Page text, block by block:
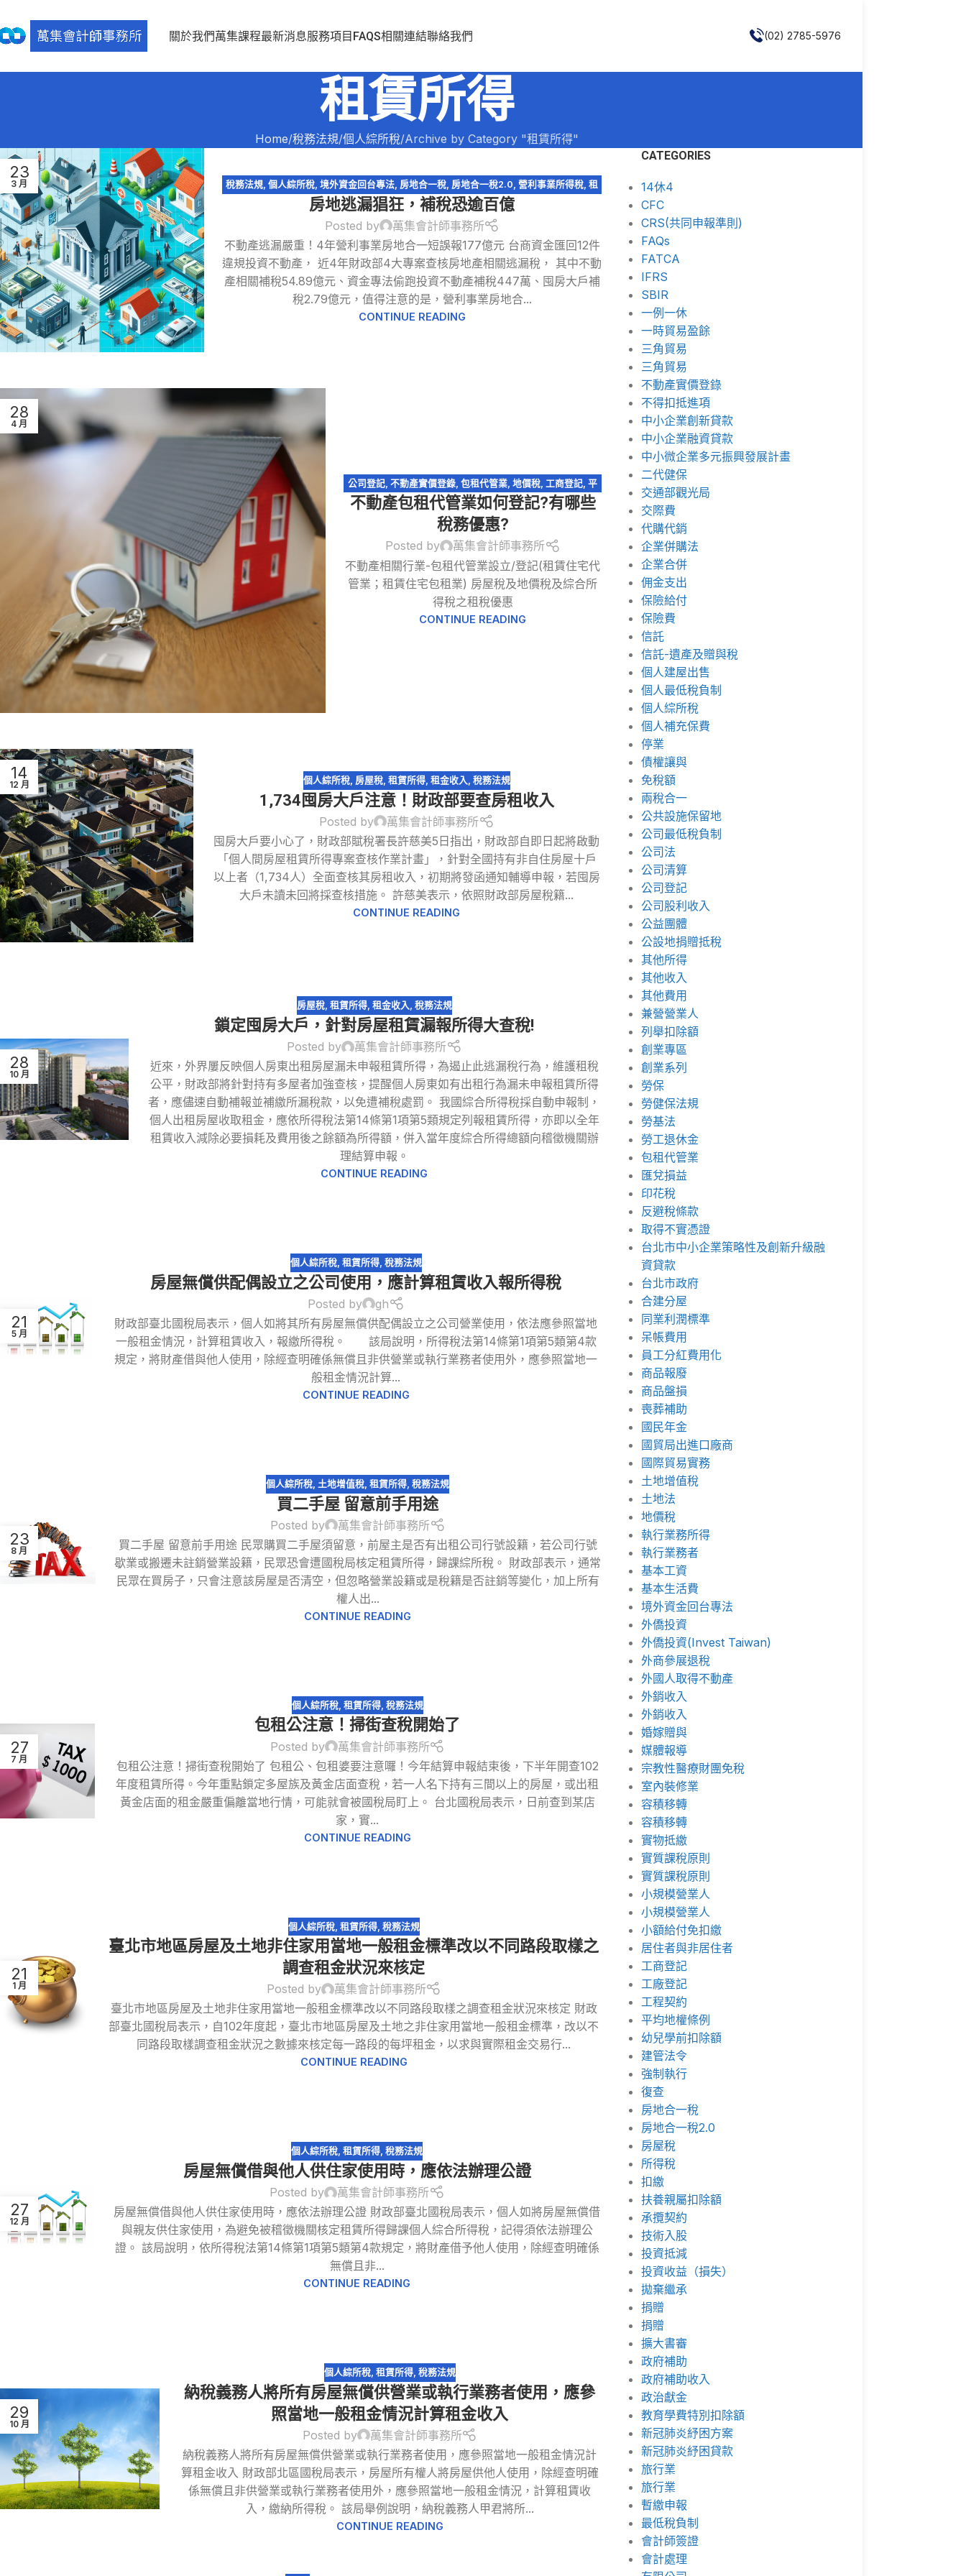
關於我們萬集課程最新消息服務項目 FAQS相關連結聯絡我們 (02) 2785-5976
租賃所得
Home 稅務法規 個人綜所稅 Archive by Category "租賃所得"
23
3 月 稅務法規,個人綜所稅,境外資金回台專法, 房地合一稅, 房地合一稅2.0,營利事業所得稅,租
賃所得,證券交易所得
房地逃漏猖狂，補稅恐逾百億
Posted by
萬集會計師事務所
不動產逃漏嚴重！4年營利事業房地合一短誤報177億元 台商資金匯回12件
違規投資不動產， 近4年財政部4大專案查核房地產相關逃漏稅， 其中不動
產相關補稅54.89億元、資金專法偷跑投資不動產補稅447萬、囤房大戶補
稅2.79億元，值得注意的是，營利事業房地合...
CONTINUE READING
28
4 月
公司登記 不動產實價登錄 包租代管業 地價稅 工商登記 平
均地權條例,房屋稅,租賃所得,稅務法規
不動產包租代管業如何登記?有哪些
稅務優惠?
Posted by
萬集會計師事務所
不動產相關行業-包租代管業設立/登記(租賃住宅代
管業；租賃住宅包租業) 房屋稅及地價稅及綜合所
得稅之租稅優惠
CONTINUE READING
14
12 月 個人綜所稅, 房屋稅, 租賃所得, 租金收入, 稅務法規
1,734囤房大戶注意！財政部要查房租收入
Posted by
萬集會計師事務所
囤房大戶要小心了，財政部賦稅署長許慈美5日指出，財政部自即日起將啟動
「個人間房屋租賃所得專案查核作業計畫」，針對全國持有非自住房屋十戶
以上者（1,734人）全面查核其房租收入，初期將發函通知輔導申報，若囤房
大戶未讀未回將採查核措施。 許慈美表示，依照財政部房屋稅籍...
CONTINUE READING
28
10 月
房屋稅, 租賃所得, 租金收入, 稅務法規
鎖定囤房大戶，針對房屋租賃漏報所得大查稅!
Posted by
萬集會計師事務所
近來，外界屢反映個人房東出租房屋漏未申報租賃所得，為遏止此逃漏稅行為，維護租稅
公平，財政部將針對持有多屋者加強查核，提醒個人房東如有出租行為漏未申報租賃所得
者，應儘速自動補報並補繳所漏稅款，以免遭補稅處罰。 我國綜合所得稅採自動申報制，
個人出租房屋收取租金，應依所得稅法第14條第1項第5類規定列報租賃所得，亦即以全年
租賃收入減除必要損耗及費用後之餘額為所得額，併入當年度綜合所得總額向稽徵機關辦
理結算申報。
CONTINUE READING
21
5 月
個人綜所稅, 租賃所得, 稅務法規
房屋無償供配偶設立之公司使用，應計算租賃收入報所得稅
Posted by
gh
財政部臺北國稅局表示，個人如將其所有房屋無償供配偶設立之公司營業使用，依法應參照當地
一般租金情況，計算租賃收入，報繳所得稅。 該局說明，所得稅法第14條第1項第5類第4款
規定，將財產借與他人使用，除經查明確係無償且非供營業或執行業務者使用外，應參照當地一
般租金情況計算...
CONTINUE READING
23
8 月
個人綜所稅,土地增值稅,租賃所得,稅務法規
買二手屋 留意前手用途
Posted by
萬集會計師事務所
買二手屋 留意前手用途 民眾購買二手屋須留意，前屋主是否有出租公司行號設籍，若公司行號
歇業或搬遷未註銷營業設籍，民眾恐會遭國稅局核定租賃所得，歸課綜所稅。 財政部表示，通常
民眾在買房子，只會注意該房屋是否清空，但忽略營業設籍或是稅籍是否註銷等變化，加上所有
權人出...
CONTINUE READING
27
7 月
個人綜所稅, 租賃所得, 稅務法規
包租公注意！掃街查稅開始了
Posted by
萬集會計師事務所
包租公注意！掃街查稅開始了 包租公、包租婆要注意囉！今年結算申報結束後，下半年開查102
年度租賃所得。今年重點鎖定多屋族及黃金店面查稅，若一人名下持有三間以上的房屋，或出租
黃金店面的租金嚴重偏離當地行情，可能就會被國稅局盯上。 台北國稅局表示，日前查到某店
家，實...
CONTINUE READING
21
1 月
個人綜所稅, 租賃所得, 稅務法規
臺北市地區房屋及土地非住家用當地一般租金標準改以不同路段取樣之
調查租金狀況來核定
Posted by
萬集會計師事務所
臺北市地區房屋及土地非住家用當地一般租金標準改以不同路段取樣之調查租金狀況來核定 財政
部臺北國稅局表示，自102年度起，臺北市地區房屋及土地之非住家用當地一般租金標準，改以不
同路段取樣調查租金狀況之數據來核定每一路段的每坪租金，以求與實際租金交易行...
CONTINUE READING
27
12 月
個人綜所稅,租賃所得,稅務法規
房屋無償借與他人供住家使用時，應依法辦理公證
Posted by
萬集會計師事務所
房屋無償借與他人供住家使用時，應依法辦理公證 財政部臺北國稅局表示，個人如將房屋無償借
與親友供住家使用，為避免被稽徵機關核定租賃所得歸課個人綜合所得稅，記得須依法辦理公
證。 該局說明，依所得稅法第14條第1項第5類第4款規定，將財產借予他人使用，除經查明確係
無償且非...
CONTINUE READING
29
10 月
個人綜所稅, 租賃所得, 稅務法規
納稅義務人將所有房屋無償供營業或執行業務者使用，應參
照當地一般租金情況計算租金收入
Posted by
萬集會計師事務所
納稅義務人將所有房屋無償供營業或執行業務者使用，應參照當地一般租金情況計
算租金收入 財政部北區國稅局表示，房屋所有權人將房屋供他人使用，除經查明確
係無償且非供營業或執行業務者使用外，應參照當地一般租金情況，計算租賃收
入，繳納所得稅。 該局舉例說明，納稅義務人甲君將所...
CONTINUE READING
CATEGORIES
14休4
CFC
CRS(共同申報準則)
FAQs
FATCA
IFRS
SBIR
一例一休
一時貿易盈餘
三角貿易
三角貿易
不動產實價登錄
不得扣抵進項
中小企業創新貸款
中小企業融資貸款
中小微企業多元振興發展計畫
二代健保
交通部觀光局
交際費
代購代銷
企業併購法
企業合併
佣金支出
保險給付
保險費
信託
信託-遺產及贈與稅
個人建屋出售
個人最低稅負制
個人綜所稅
個人補充保費
停業
債權讓與
免稅額
兩稅合一
公共設施保留地
公司最低稅負制
公司法
公司清算
公司登記
公司股利收入
公益團體
公設地捐贈抵稅
其他所得
其他收入
其他費用
兼營營業人
列舉扣除額
創業專區
創業系列
勞保
勞健保法規
勞基法
勞工退休金
包租代管業
匯兌損益
印花稅
反避稅條款
取得不實憑證
台北市中小企業策略性及創新升級融
資貸款
台北市政府
合建分屋
同業利潤標準
呆帳費用
員工分紅費用化
商品報廢
商品盤損
喪葬補助
國民年金
國貿局出進口廠商
國際貿易實務
土地增值稅
土地法
地價稅
執行業務所得
執行業務者
基本工資
基本生活費
境外資金回台專法
外僑投資
外僑投資(Invest Taiwan)
外商參展退稅
外國人取得不動產
外銷收入
外銷收入
婚嫁贈與
媒體報導
宗教性醫療財團免稅
室內裝修業
容積移轉
容積移轉
實物抵繳
實質課稅原則
實質課稅原則
小規模營業人
小規模營業人
小額給付免扣繳
居住者與非居住者
工商登記
工廠登記
工程契約
平均地權條例
幼兒學前扣除額
建管法令
強制執行
復查
房地合一稅
房地合一稅2.0
房屋稅
所得稅
扣繳
扶養親屬扣除額
承攬契約
技術入股
投資抵減
投資收益（損失）
拋棄繼承
捐贈
捐贈
擴大書審
政府補助
政府補助收入
政治獻金
教育學費特別扣除額
新冠肺炎紓困方案
新冠肺炎紓困貸款
旅行業
旅行業
暫繳申報
最低稅負制
會計師簽證
會計處理